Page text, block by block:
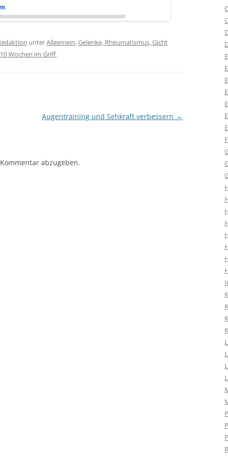
unterAllgemein,Gelenke, Rheumatismus, Gicht
Wochen im Griff.
Augentraining und Sehkraft verbessern →
abzugeben.